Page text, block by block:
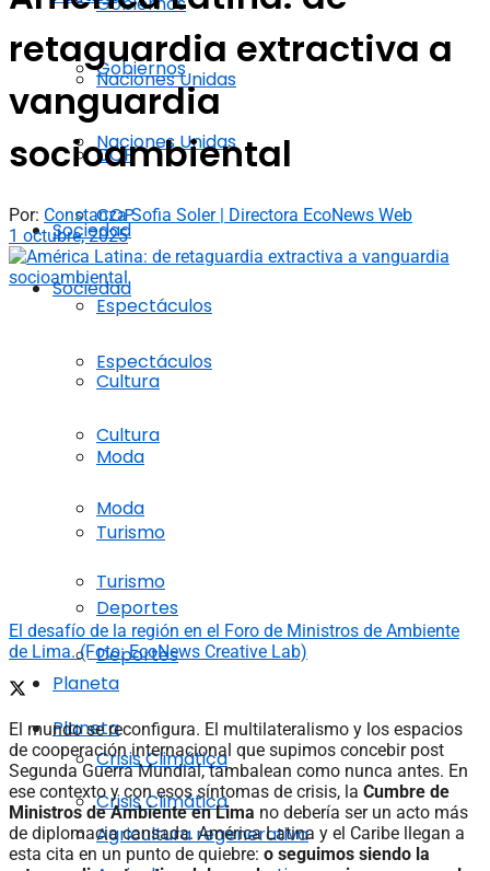
Naciones Unidas
COP
Sociedad
Espectáculos
Cultura
Moda
Turismo
Deportes
Planeta
Crisis Climática
Agricultura regenerativa
Gobiernos
Naciones Unidas
COP
Sociedad
Espectáculos
Cultura
Moda
Turismo
Deportes
Planeta
Crisis Climática
retaguardia extractiva a
vanguardia
socioambiental
Por: Constanza Sofia Soler | Directora EcoNews Web
1 octubre, 2025
El desafío de la región en el Foro de Ministros de Ambiente
de Lima. (Foto: EcoNews Creative Lab)
El mundo se reconfigura. El multilateralismo y los espacios
de cooperación internacional que supimos concebir post
Segunda Guerra Mundial, tambalean como nunca antes. En
ese contexto y con esos síntomas de crisis, la Cumbre de
Ministros de Ambiente en Lima no debería ser un acto más
de diplomacia cansada. América Latina y el Caribe llegan a
esta cita en un punto de quiebre: o seguimos siendo la